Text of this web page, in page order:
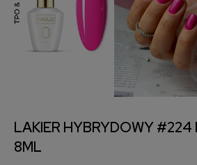
LAKIER HYBRYDOWY #224
8ML